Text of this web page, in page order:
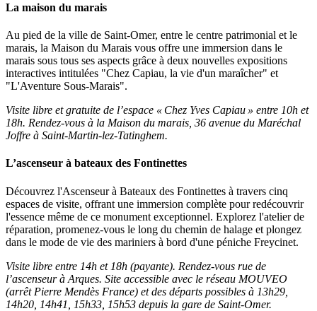
La maison du marais
Au pied de la ville de Saint-Omer, entre le centre patrimonial et le
marais, la Maison du Marais vous offre une immersion dans le
marais sous tous ses aspects grâce à deux nouvelles expositions
interactives intitulées "Chez Capiau, la vie d'un maraîcher" et
"L'Aventure Sous-Marais".
Visite libre et gratuite de l’espace « Chez Yves Capiau » entre 10h et
18h. Rendez-vous à la Maison du marais, 36 avenue du Maréchal
Joffre à Saint-Martin-lez-Tatinghem.
L’ascenseur à bateaux des Fontinettes
Découvrez l'Ascenseur à Bateaux des Fontinettes à travers cinq
espaces de visite, offrant une immersion complète pour redécouvrir
l'essence même de ce monument exceptionnel. Explorez l'atelier de
réparation, promenez-vous le long du chemin de halage et plongez
dans le mode de vie des mariniers à bord d'une péniche Freycinet.
Visite libre entre 14h et 18h (payante). Rendez-vous rue de
l’ascenseur à Arques. Site accessible avec le réseau MOUVEO
(arrêt Pierre Mendès France) et des départs possibles à 13h29,
14h20, 14h41, 15h33, 15h53 depuis la gare de Saint-Omer.